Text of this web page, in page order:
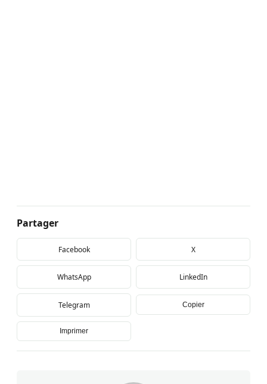
Partager
Facebook X
WhatsApp LinkedIn
Telegram Copier
Imprimer